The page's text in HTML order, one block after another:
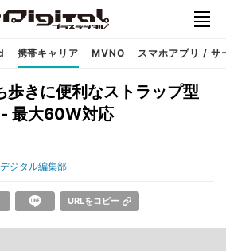
携帯キャリア MVNO スマホアプリ / サ
歩きに便利なストラップ型
最大60W対応
ジタル編集部
URLをコピー